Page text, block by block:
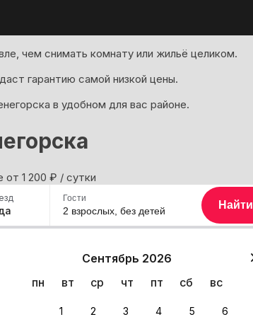
чем снимать комнату или жильё целиком.
гарантию самой низкой цены.
в удобном для вас районе.
oт 1 200 ₽ / сутки
Сентябрь 2026
пн
вт ср чт пт сб вс
1 2 3 4 5 6
Гости
2 взрослых, без детей Найти